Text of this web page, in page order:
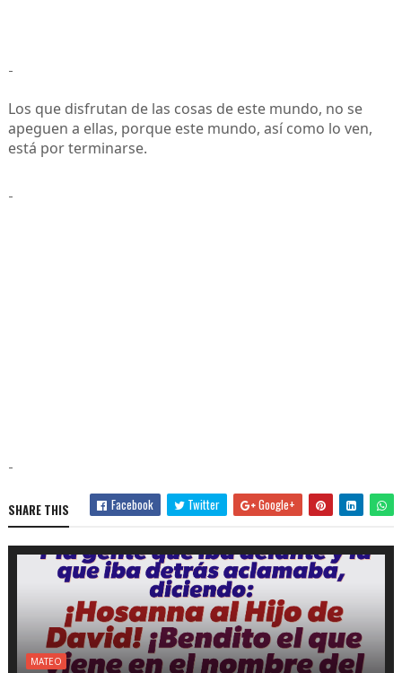
-
Los que disfrutan de las cosas de este mundo, no se
apeguen a ellas, porque este mundo, así como lo ven,
está por terminarse.
-
-
SHARE THIS Facebook Twitter Google+
MATEO